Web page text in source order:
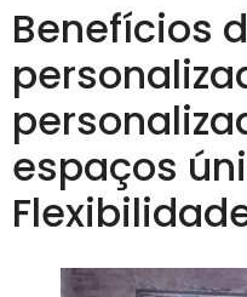
Benefícios
espaços